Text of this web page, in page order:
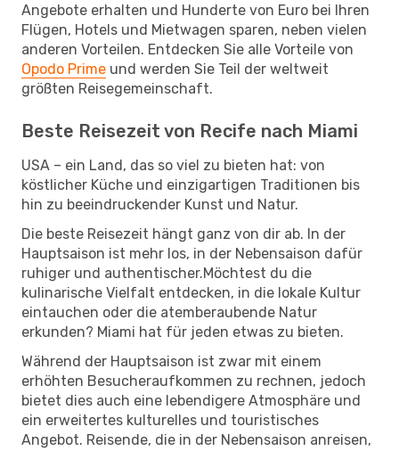
Angebote erhalten und Hunderte von Euro bei Ihren
Flügen, Hotels und Mietwagen sparen, neben vielen
anderen Vorteilen. Entdecken Sie alle Vorteile von
Opodo Prime und werden Sie Teil der weltweit
größten Reisegemeinschaft.
Beste Reisezeit von Recife nach Miami
USA – ein Land, das so viel zu bieten hat: von
köstlicher Küche und einzigartigen Traditionen bis
hin zu beeindruckender Kunst und Natur.
Die beste Reisezeit hängt ganz von dir ab. In der
Hauptsaison ist mehr los, in der Nebensaison dafür
ruhiger und authentischer.Möchtest du die
kulinarische Vielfalt entdecken, in die lokale Kultur
eintauchen oder die atemberaubende Natur
erkunden? Miami hat für jeden etwas zu bieten.
Während der Hauptsaison ist zwar mit einem
erhöhten Besucheraufkommen zu rechnen, jedoch
bietet dies auch eine lebendigere Atmosphäre und
ein erweitertes kulturelles und touristisches
Angebot. Reisende, die in der Nebensaison anreisen,